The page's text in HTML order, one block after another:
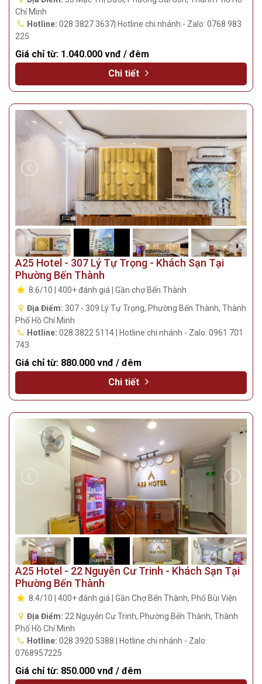
Chí Minh
Hotline: 028 3827 3637| Hotline chi nhánh - Zalo: 0768 983
225
Giá chỉ từ: 1.040.000 vnđ / đêm
Chi tiết
A25 Hotel - 307 Lý Tự Trọng - Khách Sạn Tại
Phường Bến Thành
8.6/10 | 400+ đánh giá | Gần chợ Bến Thành
Địa Điểm: 307 - 309 Lý Tự Trọng, Phường Bến Thành, Thành
Phố Hồ Chí Minh
Hotline: 028 3822 5114 | Hotline chi nhánh - Zalo: 0961 701
743
Giá chỉ từ: 880.000 vnđ / đêm
Chi tiết
A25 Hotel - 22 Nguyễn Cư Trinh - Khách Sạn Tại
Phường Bến Thành
8.4/10 | 400+ đánh giá | Gần Chợ Bến Thành, Phố Bùi Viện
Địa Điểm: 22 Nguyễn Cư Trinh, Phường Bến Thành, Thành
Phố Hồ Chí Minh
Hotline: 028 3920 5388 | Hotline chi nhánh - Zalo:
0768957225
Giá chỉ từ: 850.000 vnđ / đêm